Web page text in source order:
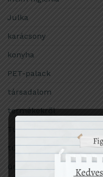
Julka
karácsony
konyha
PET-palack
társadalom
termékekről
Tudomány
túlfogyasztás